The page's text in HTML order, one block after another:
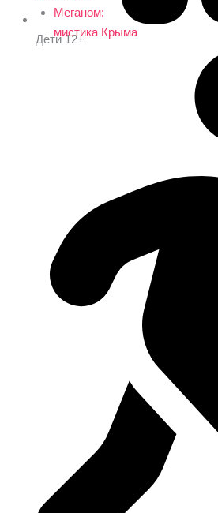
Меганом:
мистика Крыма
Дети 12+